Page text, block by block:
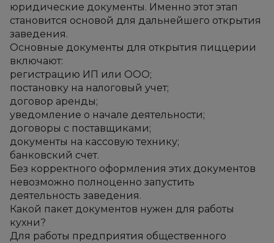
юридические документы. Именно этот этап
становится основой для дальнейшего открытия
заведения.
Основные документы для открытия пиццерии
включают:
регистрацию ИП или ООО;
постановку на налоговый учет;
договор аренды;
уведомление о начале деятельности;
договоры с поставщиками;
документы на кассовую технику;
банковский счет.
Без корректного оформления этих документов
невозможно полноценно запустить
деятельность заведения.
Какой пакет документов нужен для работы
кухни?
Для работы предприятия общественного